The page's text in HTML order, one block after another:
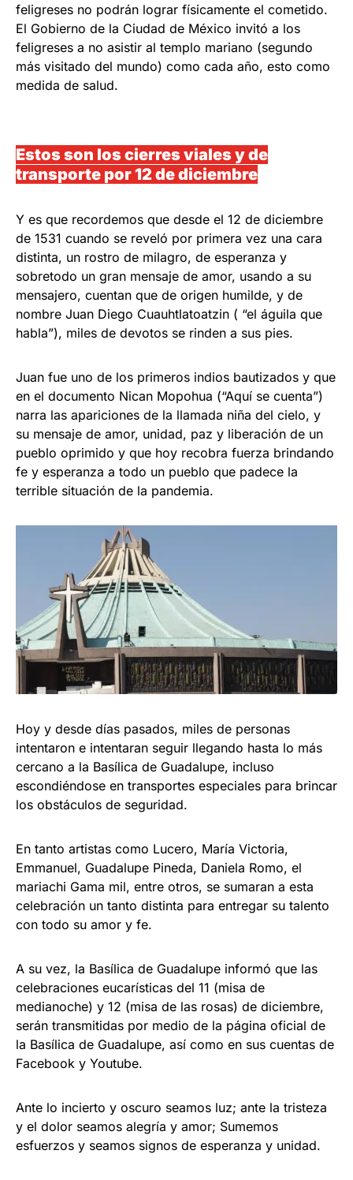
feligreses no podrán lograr físicamente el cometido.
El Gobierno de la Ciudad de México invitó a los
feligreses a no asistir al templo mariano (segundo
más visitado del mundo) como cada año, esto como
medida de salud.
Estos son los cierres viales y de
transporte por 12 de diciembre
Y es que recordemos que desde el 12 de diciembre
de 1531 cuando se reveló por primera vez una cara
distinta, un rostro de milagro, de esperanza y
sobretodo un gran mensaje de amor, usando a su
mensajero, cuentan que de origen humilde, y de
nombre Juan Diego Cuauhtlatoatzin ( “el águila que
habla”), miles de devotos se rinden a sus pies.
Juan fue uno de los primeros indios bautizados y que
en el documento Nican Mopohua (“Aquí se cuenta”)
narra las apariciones de la llamada niña del cielo, y
su mensaje de amor, unidad, paz y liberación de un
pueblo oprimido y que hoy recobra fuerza brindando
fe y esperanza a todo un pueblo que padece la
terrible situación de la pandemia.
Hoy y desde días pasados, miles de personas
intentaron e intentaran seguir llegando hasta lo más
cercano a la Basílica de Guadalupe, incluso
escondiéndose en transportes especiales para brincar
los obstáculos de seguridad.
En tanto artistas como Lucero, María Victoria,
Emmanuel, Guadalupe Pineda, Daniela Romo, el
mariachi Gama mil, entre otros, se sumaran a esta
celebración un tanto distinta para entregar su talento
con todo su amor y fe.
A su vez, la Basílica de Guadalupe informó que las
celebraciones eucarísticas del 11 (misa de
medianoche) y 12 (misa de las rosas) de diciembre,
serán transmitidas por medio de la página oficial de
la Basílica de Guadalupe, así como en sus cuentas de
Facebook y Youtube.
Ante lo incierto y oscuro seamos luz; ante la tristeza
y el dolor seamos alegría y amor; Sumemos
esfuerzos y seamos signos de esperanza y unidad.